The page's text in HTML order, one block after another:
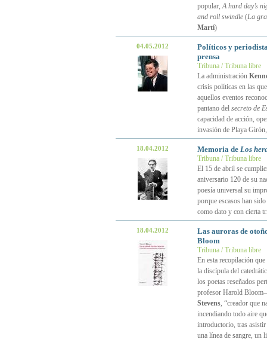
popular,A hard day’s
and roll swindle(La
Martí)
04.05.2012
Políticos y
prensa
Tribuna / Tribuna libre
La administración
crisis políticas en las
aquellos eventos
pantano del secreto de
capacidad de acción,
invasión de Playa
18.04.2012 Memoria de Los
Tribuna / Tribuna libre
El 15 de abril se
aniversario 120 de su
poesía universal su
porque escasos han
como dato y con cierta
18.04.2012
Las auroras de
Bloom
Tribuna / Tribuna libre
En esta recopilación
la discípula del
los poetas reseñados
profesor Harold
Stevens, “creador que
incendiando todo aire
introductorio, tras asistir
una línea de sangre, un